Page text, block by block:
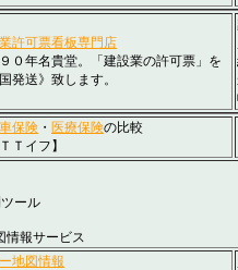
許可票看板専門店
０年名貴堂。「建設業の許可票」を
国発送》致します。
保険 ・ 医療保険の比較
Ｔイフ】
ール
情報サービス
地図情報